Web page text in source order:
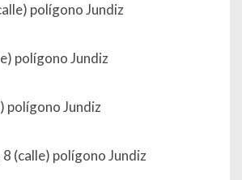
polígono Jundiz
polígono Jundiz
polígono Jundiz
(calle) polígono Jundiz